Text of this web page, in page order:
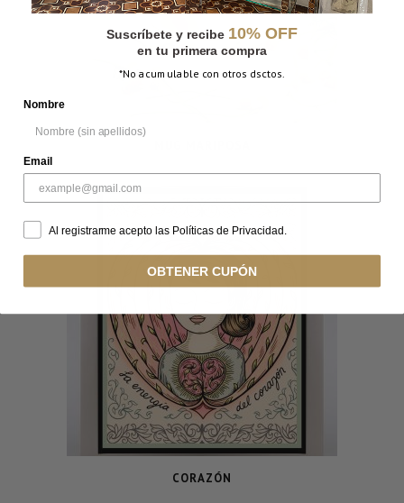
CORAZÓN
Suscríbete y recibe 10% OFF
en tu primera compra
*No acumulable con otros dsctos.
Nombre
Email
Al registrarme acepto las Políticas de Privacidad.
OBTENER CUPÓN